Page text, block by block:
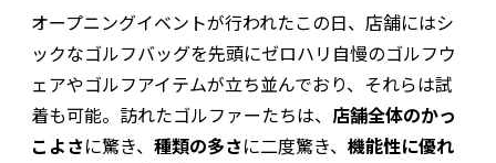
オープニングイベントが行われたこの日、店舗にはシ
ックなゴルフバッグを先頭にゼロハリ自慢のゴルフウ
ェアやゴルフアイテムが立ち並んでおり、それらは試
着も可能。訪れたゴルファーたちは、 店舗全体のかっ
こよさに驚き、 種類の多さに二度驚き、 機能性に優れ